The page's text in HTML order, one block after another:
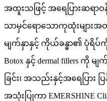
အထူးသဖြင့် အရေပြားဆရာဝ
သာမှင်ရောသောကုထုံးများအ
မျက်နှာနှင့် ကိုယ်ခန္ဓာ၏ ပုံရိပ်
Botox နှင့် dermal fillers ကို
ခြင်း၊ အသည်းနှင့်အရေပြား
အသုံးပြုကာ EMERSHINE